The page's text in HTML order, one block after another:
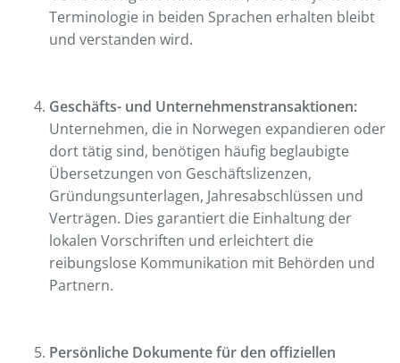
Terminologie in beiden Sprachen erhalten bleibt
und verstanden wird.
Geschäfts- und Unternehmenstransaktionen:
Unternehmen, die in Norwegen expandieren oder
dort tätig sind, benötigen häufig beglaubigte
Übersetzungen von Geschäftslizenzen,
Gründungsunterlagen, Jahresabschlüssen und
Verträgen. Dies garantiert die Einhaltung der
lokalen Vorschriften und erleichtert die
reibungslose Kommunikation mit Behörden und
Partnern.
Persönliche Dokumente für den offiziellen